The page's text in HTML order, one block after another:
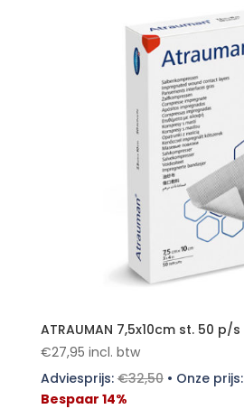
ATRAUMAN 7,5x10cm st. 50 p/s
€27,95 incl. btw
Adviesprijs:€32,50• Onze prijs:
Bespaar 14%